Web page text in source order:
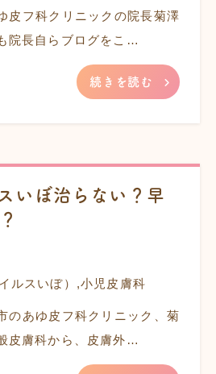
皮フ科クリニックの院長菊澤
院長自らブログをこ…
続きを読む
いぼ治らない？早
？
ルスいぼ） ,小児皮膚科
のあゆ皮フ科クリニック、菊
皮膚科から、皮膚外…